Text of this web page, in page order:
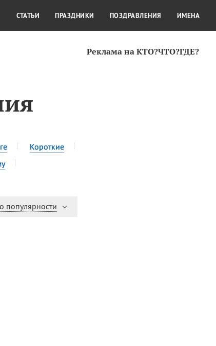
Короткие
популярности
Реклама на КТО?ЧТО?ГДЕ?
КУЛЬТУРА КРАСОТА
СТАТЬИ ПРАЗДНИКИ ПОЗДРАВЛЕНИЯ ИМЕНА